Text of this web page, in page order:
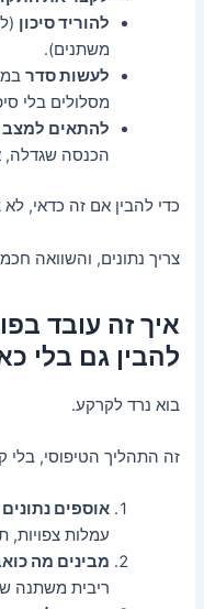
להוריד סיכון
משתנים).
לעשות סדר
מסלולים בלי
להתאים
הכנסה שגדלה,
כדי להבין אם זה כדאי, לא
צריך נתונים, והשוואה
להבין גם בלי
בוא נרד לקרקע.
זה התהליך הטיפוסי, בלי
אוספים נתונים
עמלות צפויות,
מבינים מה
ריבית משתנה